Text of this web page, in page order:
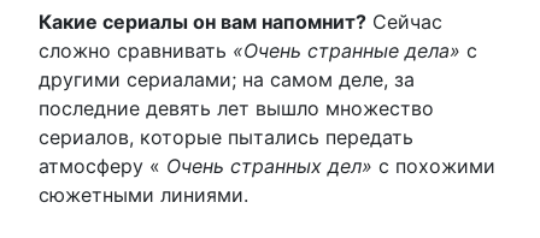
Какие сериалы он вам напомнит? Сейчас
сложно сравнивать «Очень странные дела» с
другими сериалами; на самом деле, за
последние девять лет вышло множество
сериалов, которые пытались передать
атмосферу « Очень странных дел» с похожими
сюжетными линиями.